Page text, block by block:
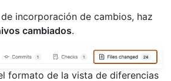
incorporación de cambios, haz
cambiados.
formato de la vista de diferencias